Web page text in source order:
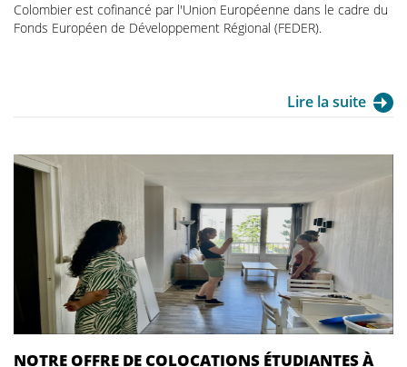
Colombier est cofinancé par l'Union Européenne dans le cadre du
Fonds Européen de Développement Régional (FEDER).
Lire la suite
NOTRE OFFRE DE COLOCATIONS ÉTUDIANTES À